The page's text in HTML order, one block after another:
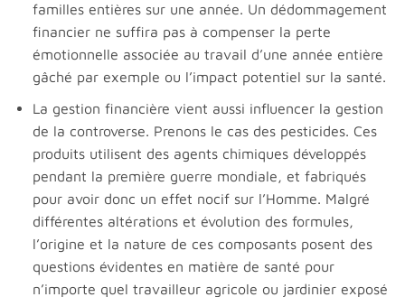
familles entières sur une année. Un dédommagement
financier ne suffira pas à compenser la perte
émotionnelle associée au travail d’une année entière
gâché par exemple ou l’impact potentiel sur la santé.
La gestion financière vient aussi influencer la gestion
de la controverse. Prenons le cas des pesticides. Ces
produits utilisent des agents chimiques développés
pendant la première guerre mondiale, et fabriqués
pour avoir donc un effet nocif sur l’Homme. Malgré
différentes altérations et évolution des formules,
l’origine et la nature de ces composants posent des
questions évidentes en matière de santé pour
n’importe quel travailleur agricole ou jardinier exposé